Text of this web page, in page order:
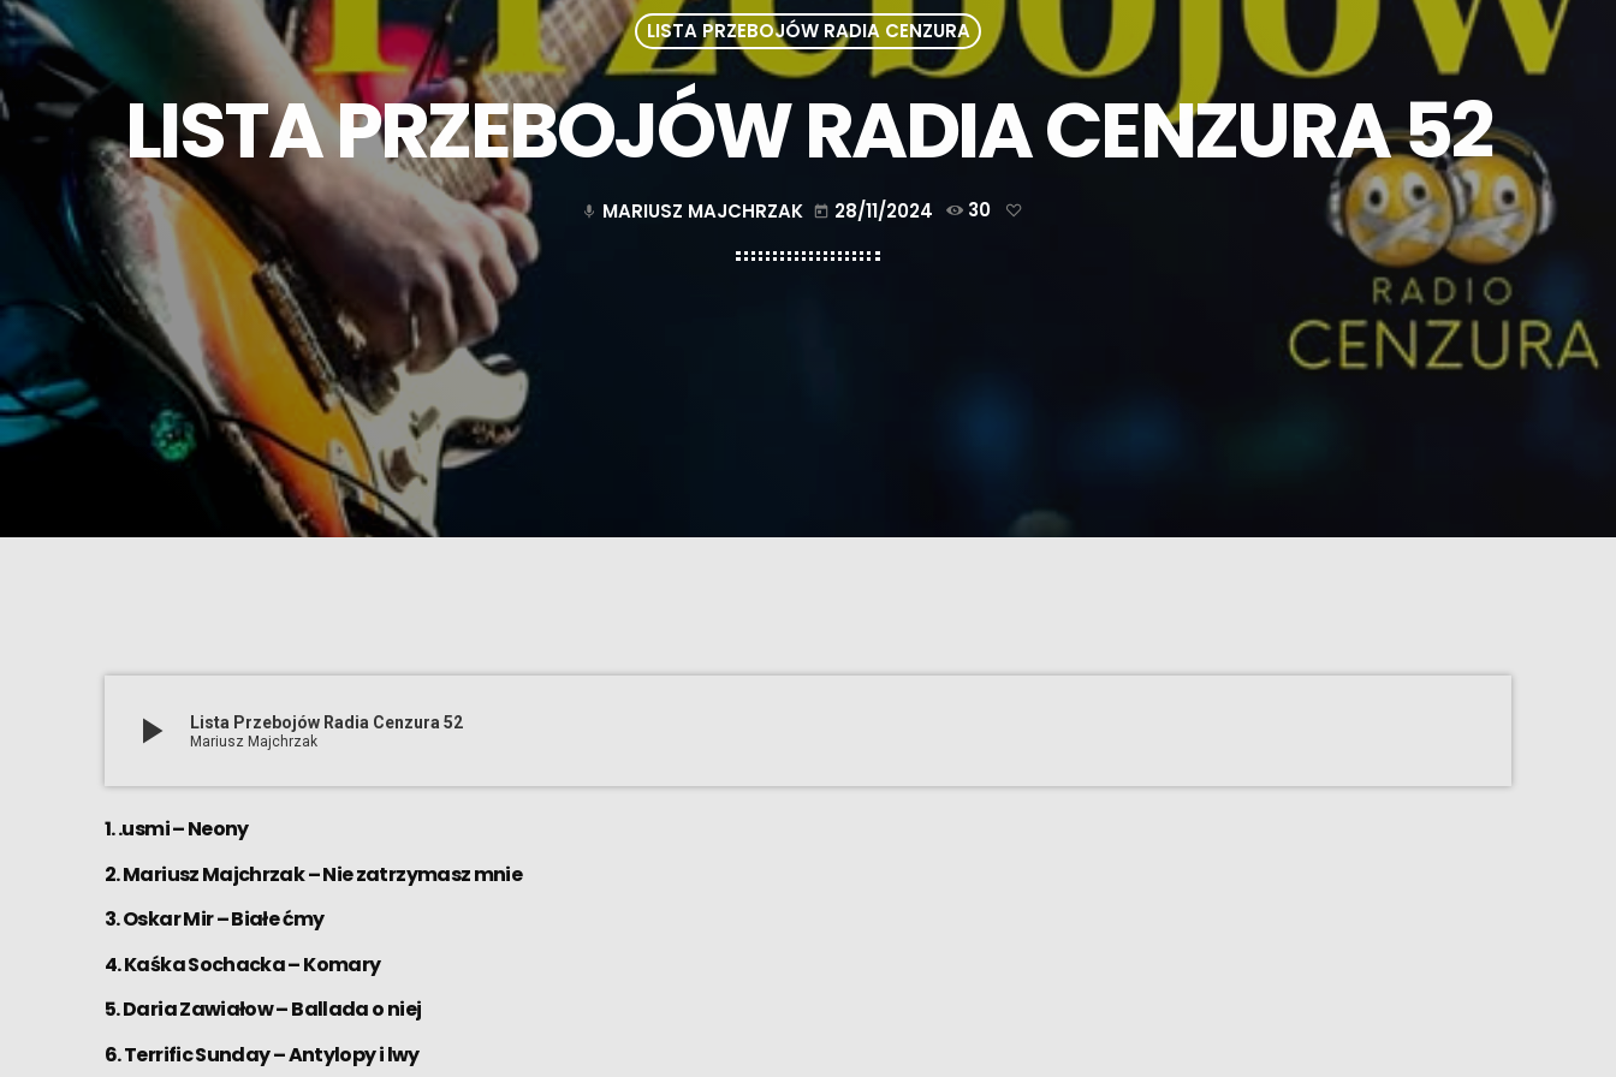
LISTA PRZEBOJÓW RADIA CENZURA
LISTA PRZEBOJÓW RADIA CENZURA 52
mic MARIUSZ MAJCHRZAK today 28/11/2024 30
play_arrow Lista Przebojów Radia Cenzura 52
Mariusz Majchrzak
1. .usmi – Neony
2. Mariusz Majchrzak – Nie zatrzymasz mnie
3. Oskar Mir – Białe ćmy
4. Kaśka Sochacka – Komary
5. Daria Zawiałow – Ballada o niej
6. Terrific Sunday – Antylopy i lwy